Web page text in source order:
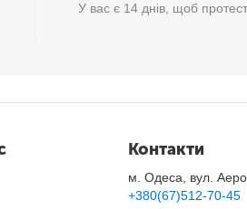
У вас є 14 днів, щоб
Контакти
м. Одеса, вул.
+380(67)512-70-45